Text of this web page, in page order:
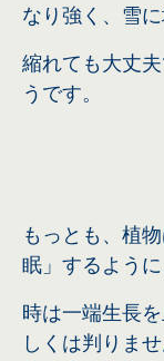
なり強く、雪
縮れても大丈
うです。
もっとも、植
眠」するよう
時は一端生長
しくは判りませ